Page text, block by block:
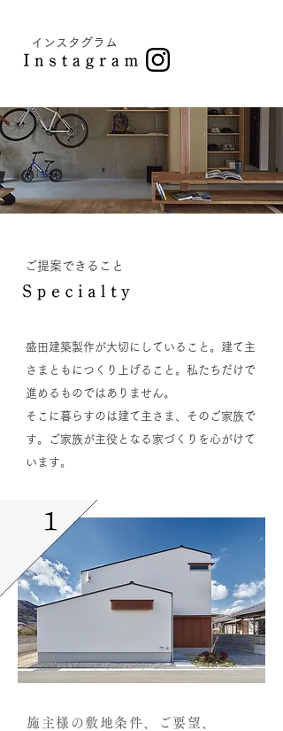
インスタグラム
ご提案できること
盛田建築製作が大切にしていること。建て主
さまともにつくり上げること。私たちだけで
進めるものではありません。
そこに暮らすのは建て主さま、そのご家族で
す。ご家族が主役となる家づくりを心がけて
います。
施主様の敷地条件、ご要望、